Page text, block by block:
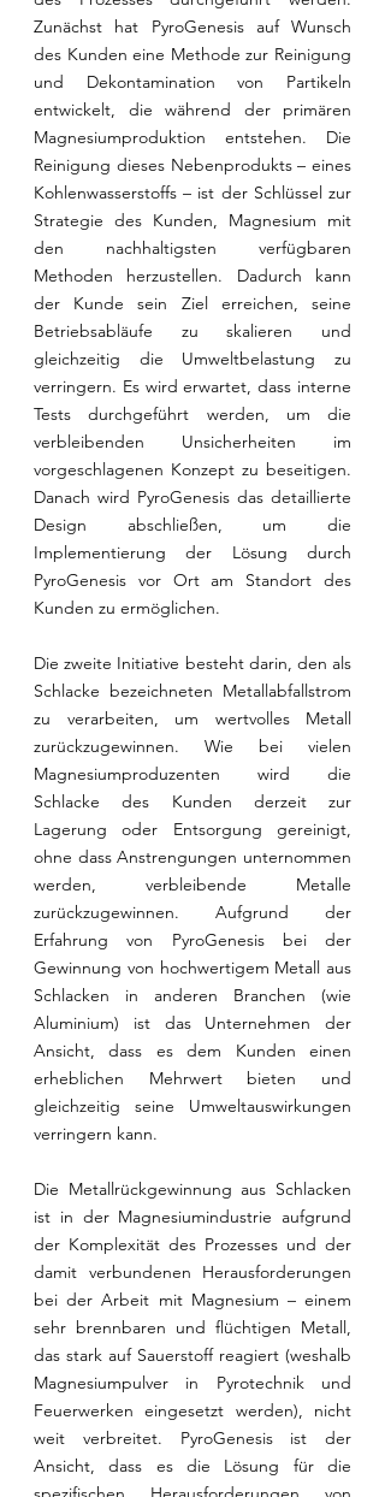
Zunächst hat PyroGenesis auf Wunsch
des Kunden eine Methode zur Reinigung
und Dekontamination von Partikeln
entwickelt, die während der primären
Magnesiumproduktion entstehen. Die
Reinigung dieses Nebenprodukts – eines
Kohlenwasserstoffs – ist der Schlüssel zur
Strategie des Kunden, Magnesium mit
den nachhaltigsten verfügbaren
Methoden herzustellen. Dadurch kann
der Kunde sein Ziel erreichen, seine
Betriebsabläufe zu skalieren und
gleichzeitig die Umweltbelastung zu
verringern. Es wird erwartet, dass interne
Tests durchgeführt werden, um die
verbleibenden Unsicherheiten im
vorgeschlagenen Konzept zu beseitigen.
Danach wird PyroGenesis das detaillierte
Design abschließen, um die
Implementierung der Lösung durch
PyroGenesis vor Ort am Standort des
Kunden zu ermöglichen.
Die zweite Initiative besteht darin, den als
Schlacke bezeichneten Metallabfallstrom
zu verarbeiten, um wertvolles Metall
zurückzugewinnen. Wie bei vielen
Magnesiumproduzenten wird die
Schlacke des Kunden derzeit zur
Lagerung oder Entsorgung gereinigt,
ohne dass Anstrengungen unternommen
werden, verbleibende Metalle
zurückzugewinnen. Aufgrund der
Erfahrung von PyroGenesis bei der
Gewinnung von hochwertigem Metall aus
Schlacken in anderen Branchen (wie
Aluminium) ist das Unternehmen der
Ansicht, dass es dem Kunden einen
erheblichen Mehrwert bieten und
gleichzeitig seine Umweltauswirkungen
verringern kann.
Die Metallrückgewinnung aus Schlacken
ist in der Magnesiumindustrie aufgrund
der Komplexität des Prozesses und der
damit verbundenen Herausforderungen
bei der Arbeit mit Magnesium – einem
sehr brennbaren und flüchtigen Metall,
das stark auf Sauerstoff reagiert (weshalb
Magnesiumpulver in Pyrotechnik und
Feuerwerken eingesetzt werden), nicht
weit verbreitet. PyroGenesis ist der
Ansicht, dass es die Lösung für die